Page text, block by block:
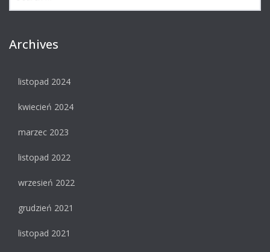
Archives
listopad 2024
kwiecień 2024
marzec 2023
listopad 2022
wrzesień 2022
grudzień 2021
listopad 2021